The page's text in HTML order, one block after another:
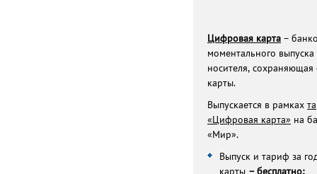
Цифровая карта –
моментального
носителя,
карты.
Выпускается в рамках
«Цифровая карта» на
«Мир».
Выпуск и тариф за